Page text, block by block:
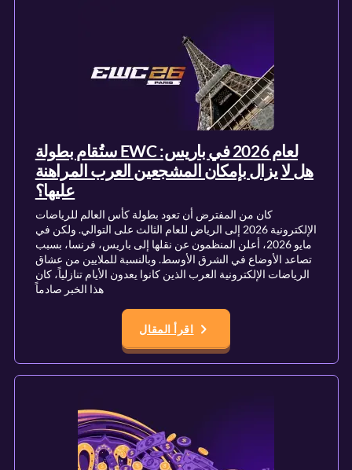
ستُقام بطولة EWC لعام 2026 في باريس:
هل لا يزال بإمكان المشجعين العرب المراهنة
عليها؟
كان من المفترض أن تعود بطولة كأس العالم للرياضات
الإلكترونية 2026 إلى الرياض للعام الثالث على التوالي. ولكن في
مايو 2026، أعلن المنظمون عن نقلها إلى باريس، فرنسا، بسبب
تصاعد الأوضاع في الشرق الأوسط. وبالنسبة للملايين من عشاق
الرياضات الإلكترونية العرب الذين كانوا يعدون الأيام تنازلياً، كان
هذا الخبر صادماً
اقرأ المقال